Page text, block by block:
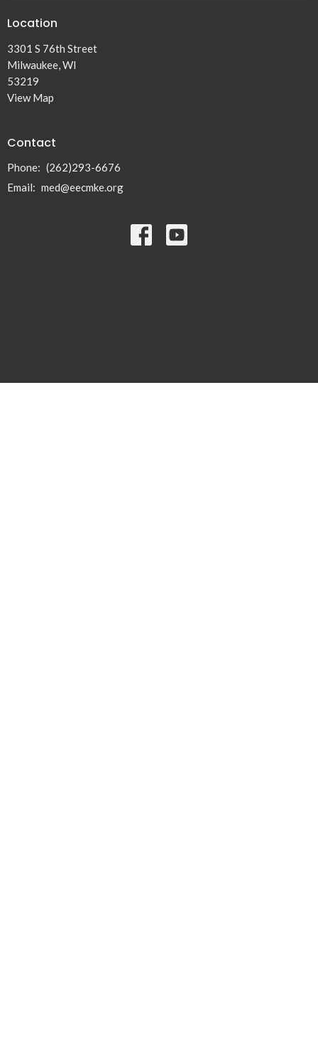
Location
3301 S 76th Street
Milwaukee, WI
53219
View Map
Contact
Phone: (262)293-6676
Email: med@eecmke.org